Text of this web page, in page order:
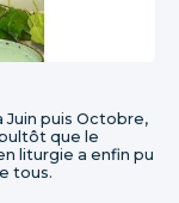
puis Octobre,
que le
liturgie a enfin pu
tous.